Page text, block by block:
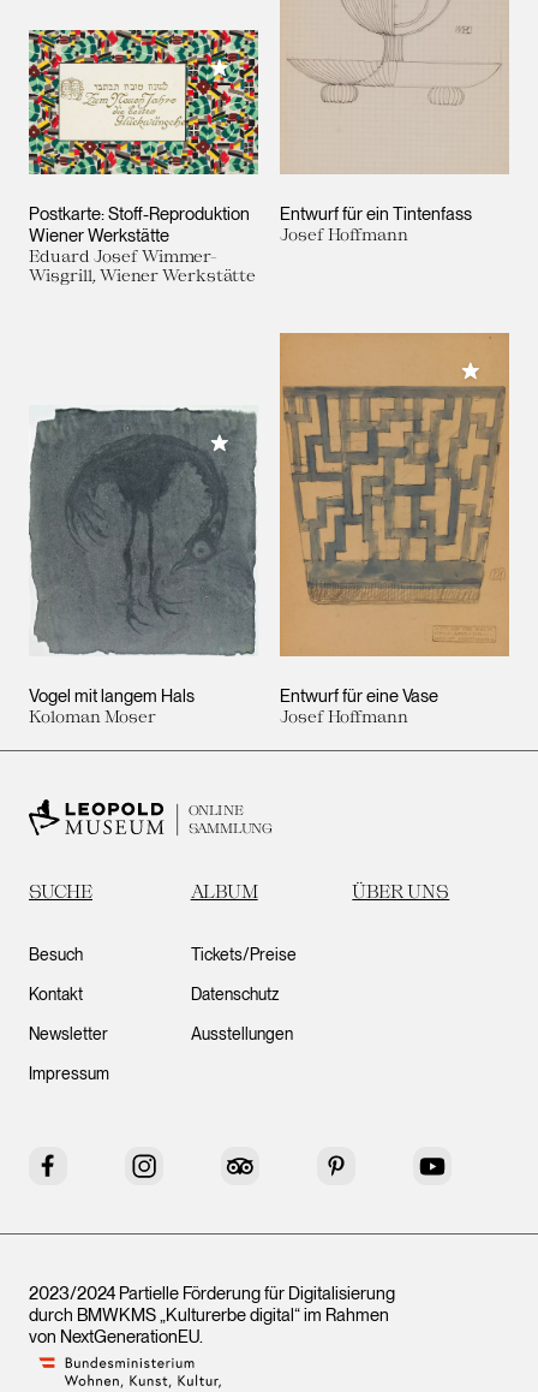
Postkarte: Stoff-Reproduktion
Wiener Werkstätte
Eduard Josef Wimmer-
Wisgrill, Wiener Werkstätte
Meiner Sammlung hinzufügen
Entwurf für ein Tintenfass
Josef Hoffmann
Vogel mit langem Hals
Koloman Moser
Meiner Sammlung hinzufügen
Entwurf für eine Vase
Josef Hoffmann
Meiner
ONLINE
SAMMLUNG
SUCHE ALBUM ÜBER UNS
Besuch
Kontakt
Newsletter
Impressum
Tickets/Preise
Datenschutz
Ausstellungen
Facebook Instagram Tripadvisor Pinterest YouTube
2023/2024 Partielle Förderung für Digitalisierung
durch BMWKMS „Kulturerbe digital“ im Rahmen
von NextGenerationEU.